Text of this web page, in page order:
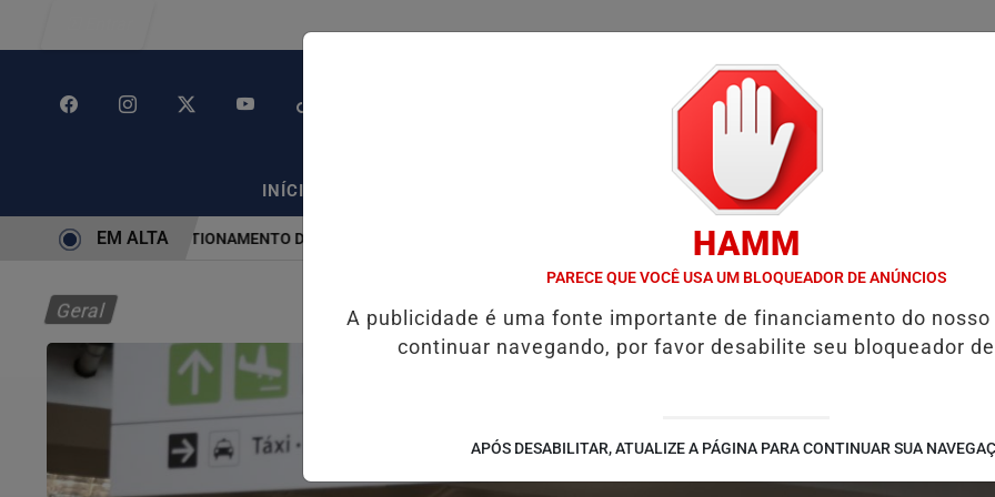
INÍCIO / INTERIOR /
SP CAUSA CONGESTIONAMENTO DE MAIS DE 2 MIL KM OPERAÇÃO DA POLÍCIA CIVIL PRENDE DOIS SUSPEITOS E APREENDE
EM ALTA
Geral
HAMM
PARECE QUE VOCÊ USA UM BLOQUEADOR DE ANÚNCIOS
A publicidade é uma fonte importante de financiamento do nosso
continuar navegando, por favor desabilite seu bloqueador
APÓS DESABILITAR, ATUALIZE A PÁGINA PARA CONTINUAR SUA